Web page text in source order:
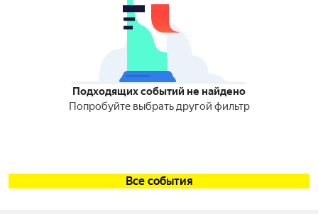
Подходящих событий не найдено
Попробуйте выбрать другой фильтр
Все события